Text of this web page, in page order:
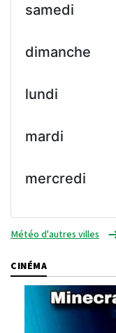
samedi
dimanche
lundi
mardi
mercredi
Météo d'autres villes
CINÉMA